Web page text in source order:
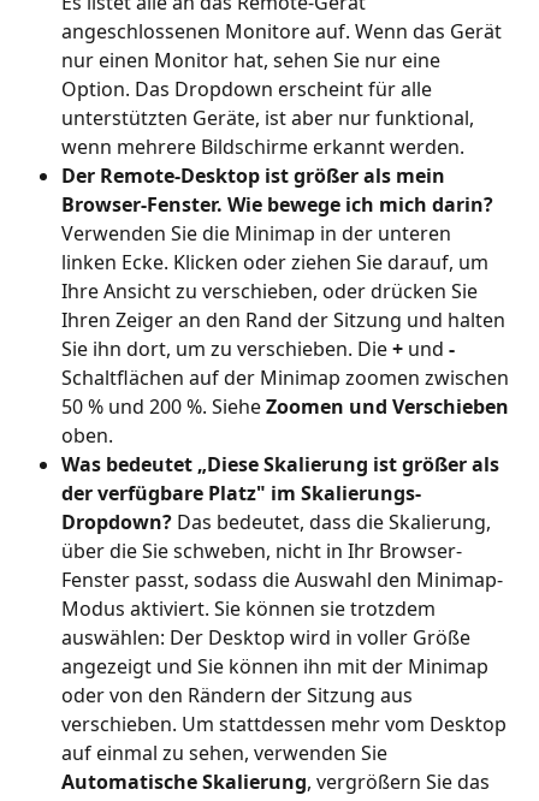
angeschlossenen Monitore auf. Wenn das Gerät
nur einen Monitor hat, sehen Sie nur eine
Option. Das Dropdown erscheint für alle
unterstützten Geräte, ist aber nur funktional,
wenn mehrere Bildschirme erkannt werden.
Der Remote-Desktop ist größer als mein
Browser-Fenster. Wie bewege ich mich darin?
Verwenden Sie die Minimap in der unteren
linken Ecke. Klicken oder ziehen Sie darauf, um
Ihre Ansicht zu verschieben, oder drücken Sie
Ihren Zeiger an den Rand der Sitzung und halten
Sie ihn dort, um zu verschieben. Die + und -
Schaltflächen auf der Minimap zoomen zwischen
50 % und 200 %. Siehe Zoomen und Verschieben
oben.
Was bedeutet „Diese Skalierung ist größer als
der verfügbare Platz" im Skalierungs-
Dropdown? Das bedeutet, dass die Skalierung,
über die Sie schweben, nicht in Ihr Browser-
Fenster passt, sodass die Auswahl den Minimap-
Modus aktiviert. Sie können sie trotzdem
auswählen: Der Desktop wird in voller Größe
angezeigt und Sie können ihn mit der Minimap
oder von den Rändern der Sitzung aus
verschieben. Um stattdessen mehr vom Desktop
auf einmal zu sehen, verwenden Sie
Automatische Skalierung, vergrößern Sie das